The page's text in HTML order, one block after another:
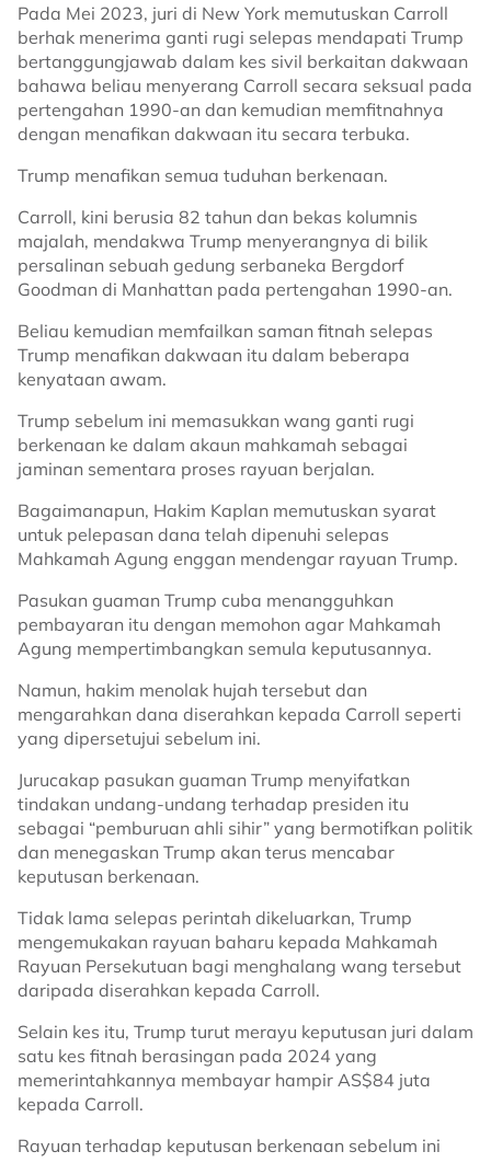
Pada Mei 2023, juri di New York memutuskan Carroll
berhak menerima ganti rugi selepas mendapati Trump
bertanggungjawab dalam kes sivil berkaitan dakwaan
bahawa beliau menyerang Carroll secara seksual pada
pertengahan 1990-an dan kemudian memfitnahnya
dengan menafikan dakwaan itu secara terbuka.
Trump menafikan semua tuduhan berkenaan.
Carroll, kini berusia 82 tahun dan bekas kolumnis
majalah, mendakwa Trump menyerangnya di bilik
persalinan sebuah gedung serbaneka Bergdorf
Goodman di Manhattan pada pertengahan 1990-an.
Beliau kemudian memfailkan saman fitnah selepas
Trump menafikan dakwaan itu dalam beberapa
kenyataan awam.
Trump sebelum ini memasukkan wang ganti rugi
berkenaan ke dalam akaun mahkamah sebagai
jaminan sementara proses rayuan berjalan.
Bagaimanapun, Hakim Kaplan memutuskan syarat
untuk pelepasan dana telah dipenuhi selepas
Mahkamah Agung enggan mendengar rayuan Trump.
Pasukan guaman Trump cuba menangguhkan
pembayaran itu dengan memohon agar Mahkamah
Agung mempertimbangkan semula keputusannya.
Namun, hakim menolak hujah tersebut dan
mengarahkan dana diserahkan kepada Carroll seperti
yang dipersetujui sebelum ini.
Jurucakap pasukan guaman Trump menyifatkan
tindakan undang-undang terhadap presiden itu
sebagai “pemburuan ahli sihir” yang bermotifkan politik
dan menegaskan Trump akan terus mencabar
keputusan berkenaan.
Tidak lama selepas perintah dikeluarkan, Trump
mengemukakan rayuan baharu kepada Mahkamah
Rayuan Persekutuan bagi menghalang wang tersebut
daripada diserahkan kepada Carroll.
Selain kes itu, Trump turut merayu keputusan juri dalam
satu kes fitnah berasingan pada 2024 yang
memerintahkannya membayar hampir AS$84 juta
kepada Carroll.
Rayuan terhadap keputusan berkenaan sebelum ini